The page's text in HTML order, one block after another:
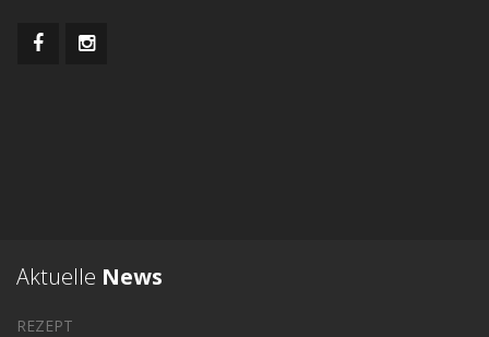
Aktuelle News
REZEPT